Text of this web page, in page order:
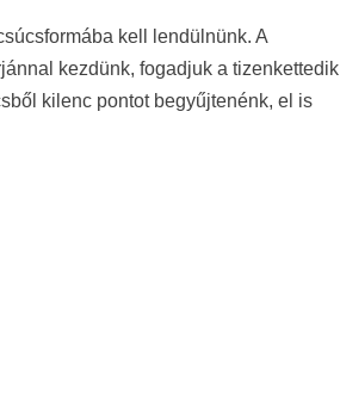
kell lendülnünk. A
kezdünk, fogadjuk a tizenkettedik
kilenc pontot begyűjtenénk, el is